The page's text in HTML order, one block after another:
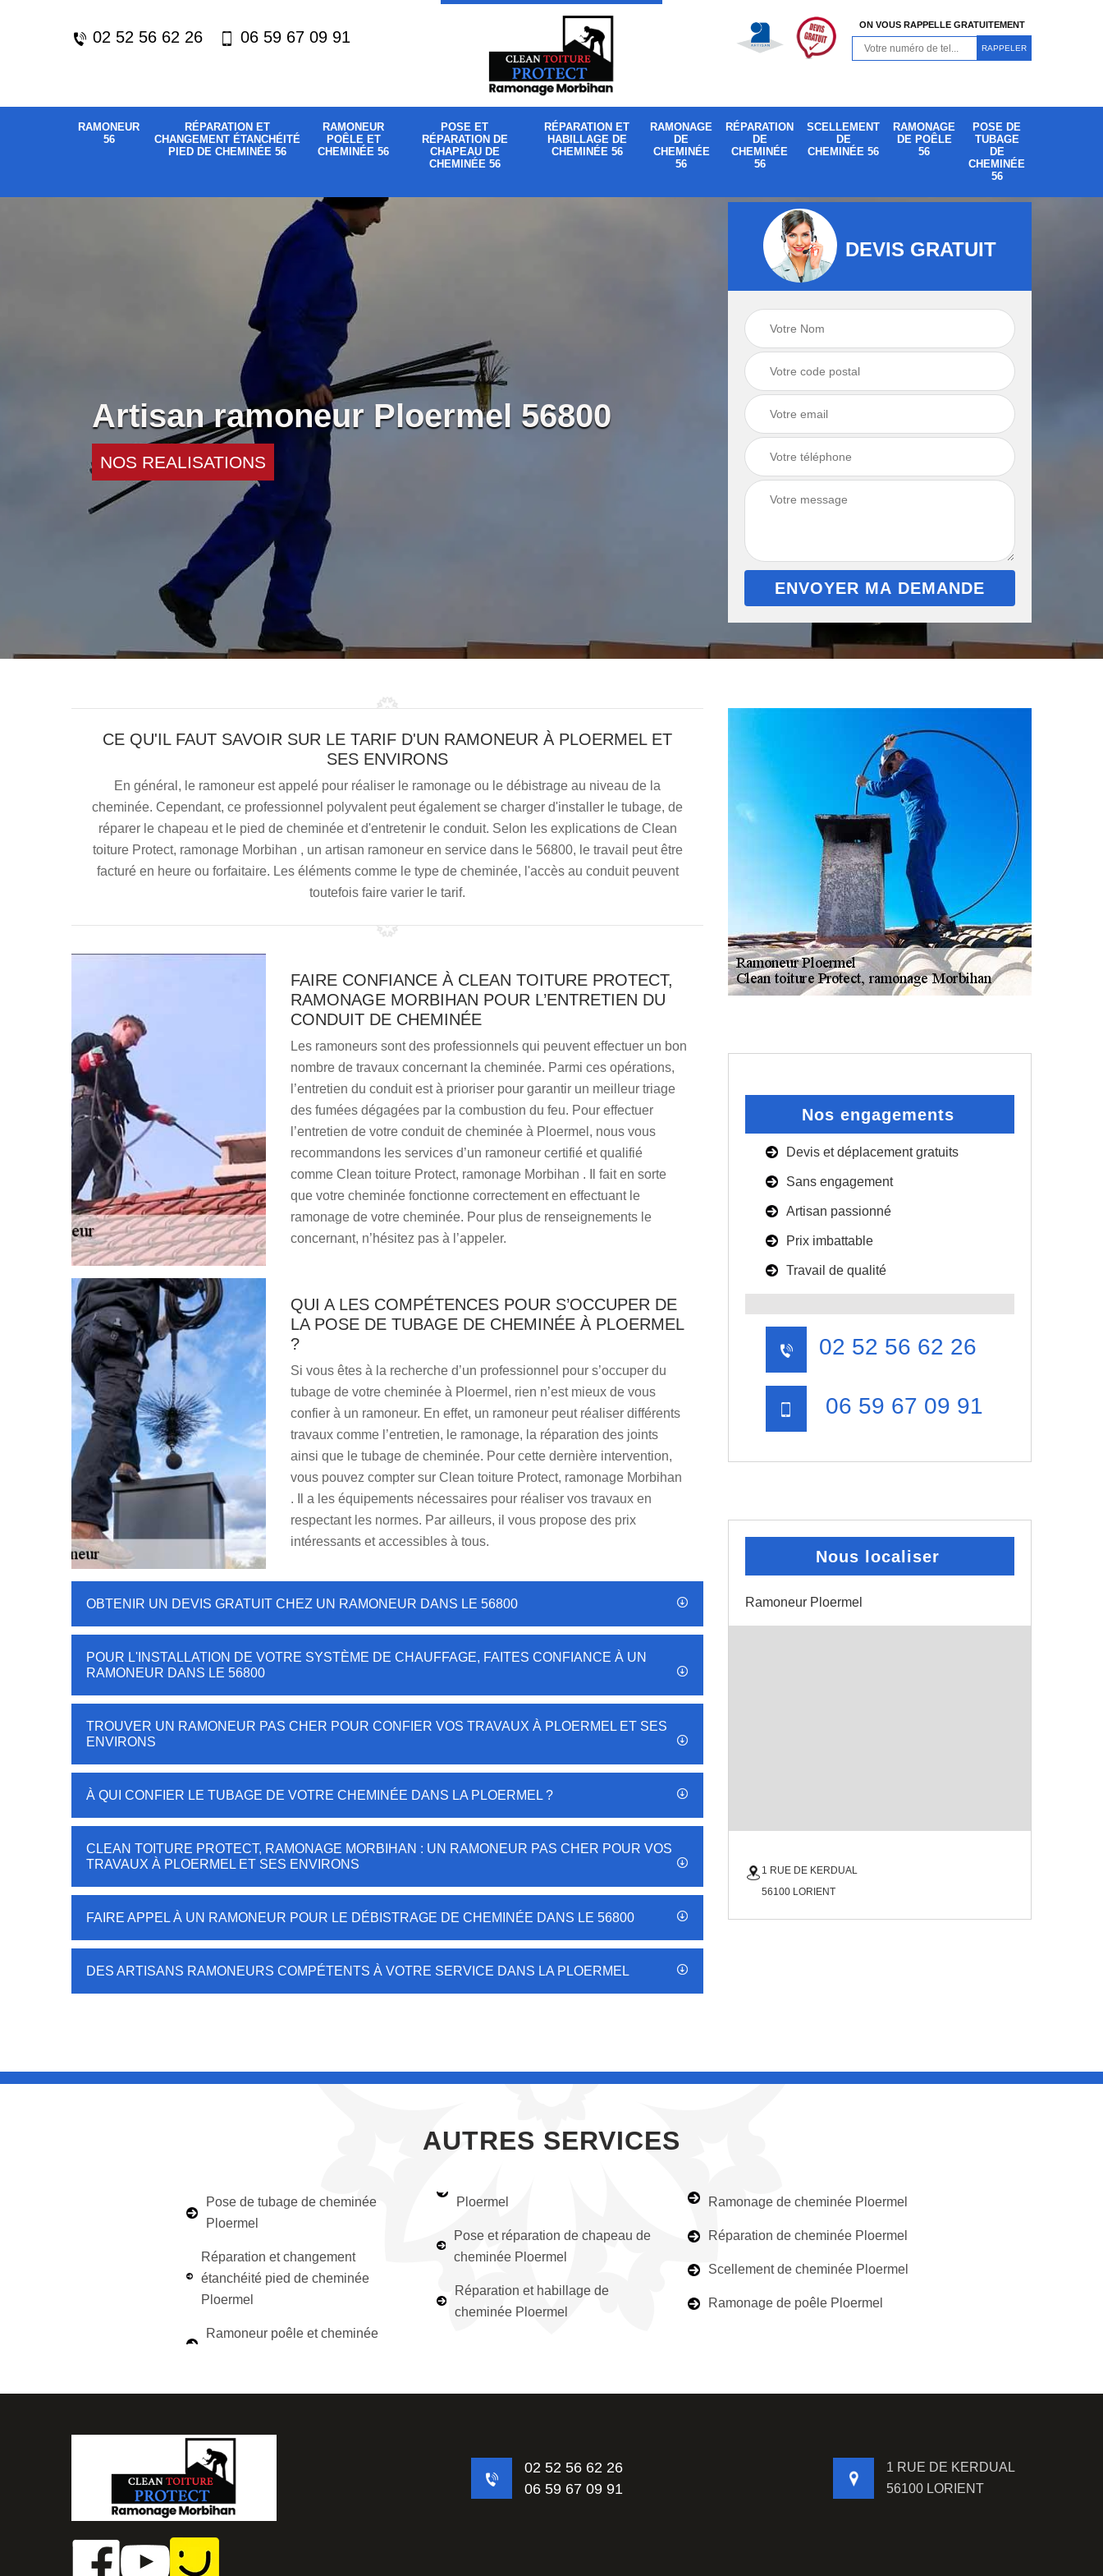
02 52 56 62 26 06 59 67 09 91
ON VOUS RAPPELLE GRATUITEMENT
RAMONEUR
56
RÉPARATION ET
CHANGEMENT ÉTANCHÉITÉ
PIED DE CHEMINÉE 56
RAMONEUR
POÊLE ET
CHEMINÉE 56
POSE ET
RÉPARATION DE
CHAPEAU DE
CHEMINÉE 56
RÉPARATION ET
HABILLAGE DE
CHEMINÉE 56
RAMONAGE
DE
CHEMINÉE
56
RÉPARATION
DE
CHEMINÉE
56
SCELLEMENT
DE
CHEMINÉE 56
RAMONAGE
DE POÊLE
56
POSE DE
TUBAGE
DE
CHEMINÉE
56
Artisan ramoneur Ploermel 56800
NOS REALISATIONS
DEVIS GRATUIT
CE QU'IL FAUT SAVOIR SUR LE TARIF D'UN RAMONEUR À PLOERMEL ET
SES ENVIRONS
En général, le ramoneur est appelé pour réaliser le ramonage ou le débistrage au niveau de la
cheminée. Cependant, ce professionnel polyvalent peut également se charger d'installer le tubage, de
réparer le chapeau et le pied de cheminée et d'entretenir le conduit. Selon les explications de Clean
toiture Protect, ramonage Morbihan , un artisan ramoneur en service dans le 56800, le travail peut être
facturé en heure ou forfaitaire. Les éléments comme le type de cheminée, l'accès au conduit peuvent
toutefois faire varier le tarif.
FAIRE CONFIANCE À CLEAN TOITURE PROTECT,
RAMONAGE MORBIHAN POUR L’ENTRETIEN DU
CONDUIT DE CHEMINÉE
Les ramoneurs sont des professionnels qui peuvent effectuer un bon
nombre de travaux concernant la cheminée. Parmi ces opérations,
l’entretien du conduit est à prioriser pour garantir un meilleur triage
des fumées dégagées par la combustion du feu. Pour effectuer
l’entretien de votre conduit de cheminée à Ploermel, nous vous
recommandons les services d’un ramoneur certifié et qualifié
comme Clean toiture Protect, ramonage Morbihan . Il fait en sorte
que votre cheminée fonctionne correctement en effectuant le
ramonage de votre cheminée. Pour plus de renseignements le
concernant, n’hésitez pas à l’appeler.
QUI A LES COMPÉTENCES POUR S’OCCUPER DE
LA POSE DE TUBAGE DE CHEMINÉE À PLOERMEL
?
Si vous êtes à la recherche d’un professionnel pour s’occuper du
tubage de votre cheminée à Ploermel, rien n’est mieux de vous
confier à un ramoneur. En effet, un ramoneur peut réaliser différents
travaux comme l’entretien, le ramonage, la réparation des joints
ainsi que le tubage de cheminée. Pour cette dernière intervention,
vous pouvez compter sur Clean toiture Protect, ramonage Morbihan
. Il a les équipements nécessaires pour réaliser vos travaux en
respectant les normes. Par ailleurs, il vous propose des prix
intéressants et accessibles à tous.
OBTENIR UN DEVIS GRATUIT CHEZ UN RAMONEUR DANS LE 56800
POUR L'INSTALLATION DE VOTRE SYSTÈME DE CHAUFFAGE, FAITES CONFIANCE À UN
RAMONEUR DANS LE 56800
TROUVER UN RAMONEUR PAS CHER POUR CONFIER VOS TRAVAUX À PLOERMEL ET SES
ENVIRONS
À QUI CONFIER LE TUBAGE DE VOTRE CHEMINÉE DANS LA PLOERMEL ?
CLEAN TOITURE PROTECT, RAMONAGE MORBIHAN : UN RAMONEUR PAS CHER POUR VOS
TRAVAUX À PLOERMEL ET SES ENVIRONS
FAIRE APPEL À UN RAMONEUR POUR LE DÉBISTRAGE DE CHEMINÉE DANS LE 56800
DES ARTISANS RAMONEURS COMPÉTENTS À VOTRE SERVICE DANS LA PLOERMEL
Nos engagements
Devis et déplacement gratuits
Sans engagement
Artisan passionné
Prix imbattable
Travail de qualité
02 52 56 62 26
06 59 67 09 91
Nous localiser
Ramoneur Ploermel
1 RUE DE KERDUAL
56100 LORIENT
AUTRES SERVICES
Pose de tubage de cheminée
Ploermel
Réparation et changement
étanchéité pied de cheminée
Ploermel
Ramoneur poêle et cheminée
Ploermel
Pose et réparation de chapeau de
cheminée Ploermel
Réparation et habillage de
cheminée Ploermel
Ramonage de cheminée Ploermel
Réparation de cheminée Ploermel
Scellement de cheminée Ploermel
Ramonage de poêle Ploermel
02 52 56 62 26
06 59 67 09 91
1 RUE DE KERDUAL
56100 LORIENT